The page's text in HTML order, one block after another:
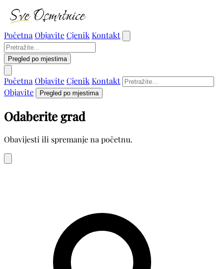
Početna ObjaviteCjenik Kontakt
Pregled po mjestima
Početna ObjaviteCjenik Kontakt
Objavite
Pregled po mjestima
Odaberite grad
Obavijesti ili spremanje na početnu.